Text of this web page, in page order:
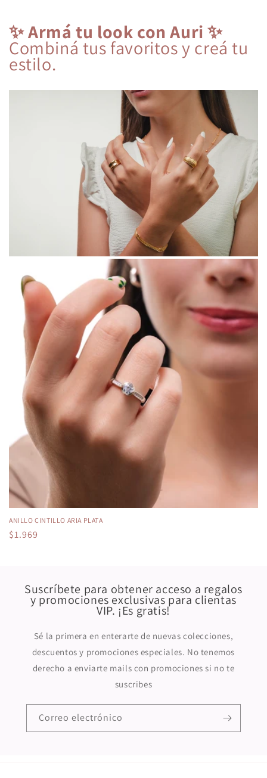
✨ Armá tu look con Auri ✨
Combiná tus favoritos y creá tu
estilo.
ANILLO CINTILLO ARIA PLATA
Precio
$1.969
Suscríbete para obtener acceso a regalos
y promociones exclusivas para clientas
VIP. ¡Es gratis!
Sé la primera en enterarte de nuevas colecciones,
descuentos y promociones especiales. No tenemos
derecho a enviarte mails con promociones si no te
suscribes
Correo electrónico